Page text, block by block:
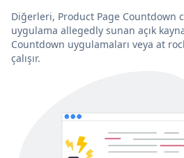
Diğerleri, Product Page Countdown
uygulama allegedly sunan açık
Countdown uygulamaları veya at
çalışır.